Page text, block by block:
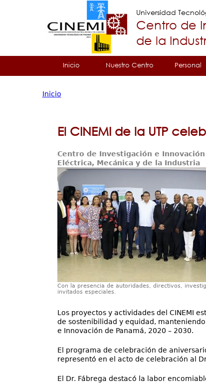
Universidad
Centro de
de la
Tropical
Principal
Inicio Nuestro Centro Personal
está
Inicio
El CINEMI de la UTP
Centro de Investigación e Innovación
Eléctrica, Mecánica y de la Industria
Con la presencia de autoridades, directivos,
invitados especiales.
Los proyectos y actividades del CINEMI
de sostenibilidad y equidad,
e Innovación de Panamá, 2020 – 2030.
El programa de celebración de
representó en el acto de celebración al
El Dr. Fábrega destacó la labor